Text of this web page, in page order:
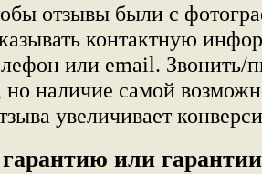
отзывы были с
контактную
или email. Звонить/
наличие самой
увеличивает
или гарантии